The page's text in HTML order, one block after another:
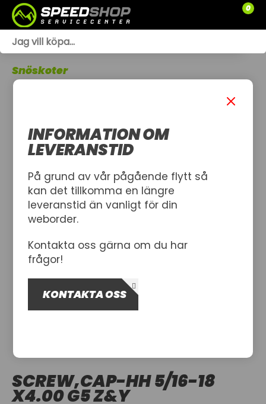
0
SLÄPVAGNAR
Snöskoter
SCREW,CAP-HH 5/16-18
X4.00 G5 Z&Y
INFORMATION OM
LEVERANSTID
På grund av vår pågående flytt så
kan det tillkomma en längre
leveranstid än vanligt för din
weborder.
Kontakta oss gärna om du har
frågor!
KONTAKTA OSS